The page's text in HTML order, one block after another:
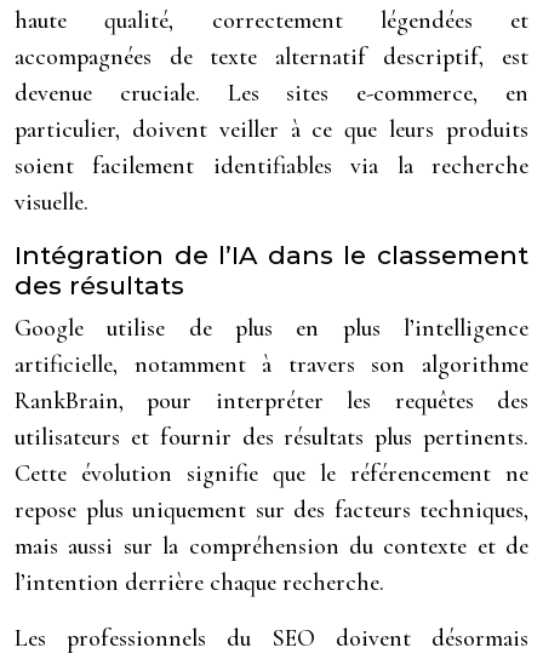
haute qualité, correctement légendées et
accompagnées de texte alternatif descriptif, est
devenue cruciale. Les sites e-commerce, en
particulier, doivent veiller à ce que leurs produits
soient facilement identifiables via la recherche
visuelle.
Intégration de l’IA dans le classement
des résultats
Google utilise de plus en plus l’intelligence
artificielle, notamment à travers son algorithme
RankBrain, pour interpréter les requêtes des
utilisateurs et fournir des résultats plus pertinents.
Cette évolution signifie que le référencement ne
repose plus uniquement sur des facteurs techniques,
mais aussi sur la compréhension du contexte et de
l’intention derrière chaque recherche.
Les professionnels du SEO doivent désormais